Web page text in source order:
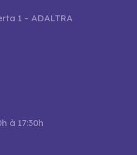
1 – ADALTRA
à 17:30h